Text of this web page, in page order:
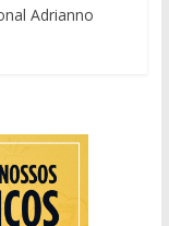
Adrianno